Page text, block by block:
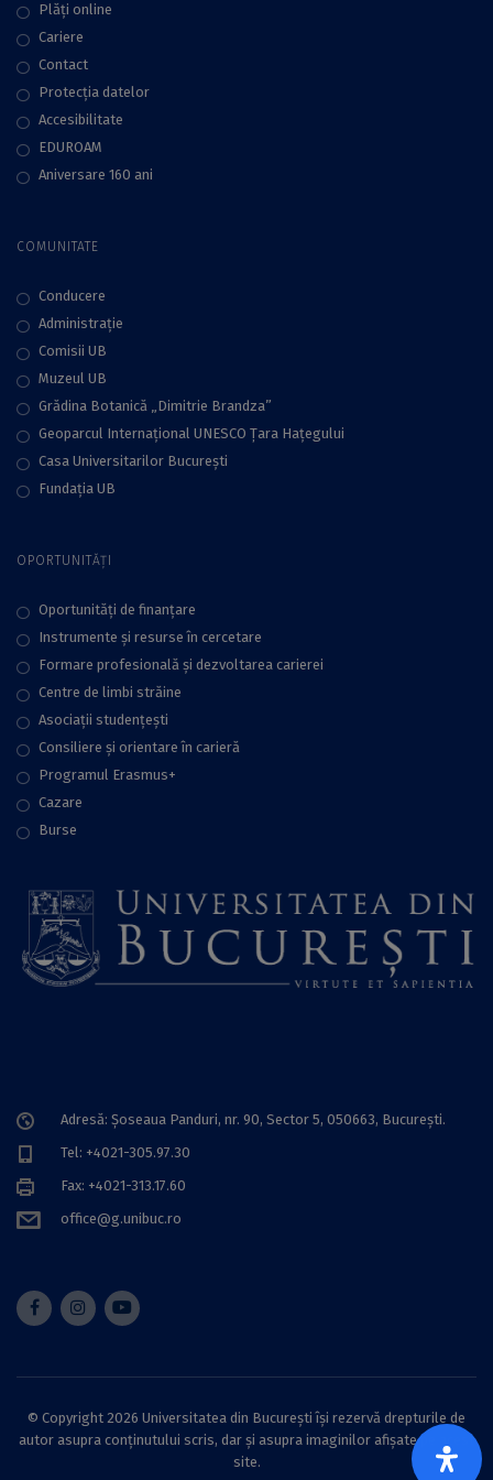
Plăţi online
Cariere
Contact
Protecţia datelor
Accesibilitate
EDUROAM
Aniversare 160 ani
COMUNITATE
Conducere
Administraţie
Comisii UB
Muzeul UB
Grădina Botanică „Dimitrie Brandza”
Geoparcul Internațional UNESCO Țara Hațegului
Casa Universitarilor București
Fundaţia UB
OPORTUNITĂȚI
Oportunități de finanțare
Instrumente și resurse în cercetare
Formare profesională și dezvoltarea carierei
Centre de limbi străine
Asociații studențești
Consiliere şi orientare în carieră
Programul Erasmus+
Cazare
Burse
Adresă: Șoseaua Panduri, nr. 90, Sector 5, 050663, Bucureşti.
Tel: +4021-305.97.30
Fax: +4021-313.17.60
office@g.unibuc.ro
© Copyright 2026 Universitatea din București își rezervă drepturile de
autor asupra conținutului scris, dar și asupra imaginilor afișate pe acest
site.